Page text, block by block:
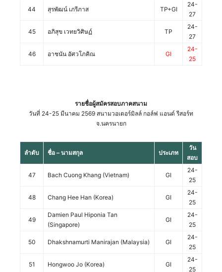
44 สุรพัฒน์ เภรีภาส TP+GI
24-
27
45 อภิสุข เวทยวิศิษฏ์ TP
24-
27
46 อาชนัน อัศวโภคิณ GI
24-
25
รายชื่อผู้สมัครสอบภาคสนาม
วันที่ 24-25 มีนาคม 2569 สนามวอเตอร์มิลล์ กอล์ฟ แอนด์ รีสอร์ท
จ.นครนายก
ลำดับ ชื่อ – นามสกุล ประเภท
วัน
สอบ
47 Bach Cuong Khang (Vietnam) GI
24-
25
48 Chang Hee Han (Korea) GI
24-
25
49
Damien Paul Hiponia Tan
(Singapore)
GI
24-
25
50 Dhakshnamurti Manirajan (Malaysia) GI
24-
25
51 Hongwoo Jo (Korea) GI
24-
25